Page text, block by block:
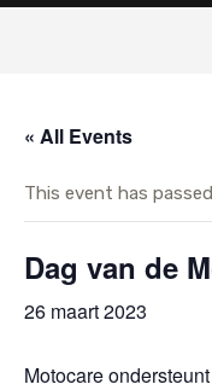
« All Events
This event has
Dag van de
26 maart 2023
Motocare